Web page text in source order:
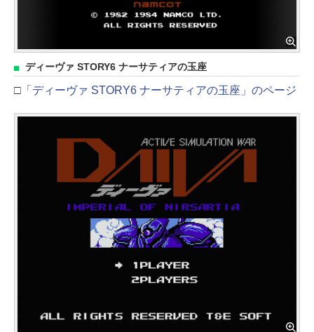
ディーヴァ STORY6 ナーサティアの玉座
□ 「ディーヴァ STORY6 ナーサティアの玉座」のページ